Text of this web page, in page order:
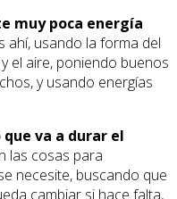
muy poca energía
ahí, usando la forma del
el aire, poniendo buenos
y usando energías
va a durar el
las cosas para
necesite, buscando que
cambiar si hace falta,